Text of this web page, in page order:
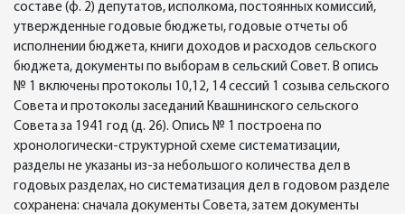
составе (ф. 2) депутатов, исполкома, постоянных комиссий,
утвержденные годовые бюджеты, годовые отчеты об
исполнении бюджета, книги доходов и расходов сельского
бюджета, документы по выборам в сельский Совет. В опись
№ 1 включены протоколы 10,12, 14 сессий 1 созыва сельского
Совета и протоколы заседаний Квашнинского сельского
Совета за 1941 год (д. 26). Опись № 1 построена по
хронологически-структурной схеме систематизации,
разделы не указаны из-за небольшого количества дел в
годовых разделах, но систематизация дел в годовом разделе
сохранена: сначала документы Совета, затем документы